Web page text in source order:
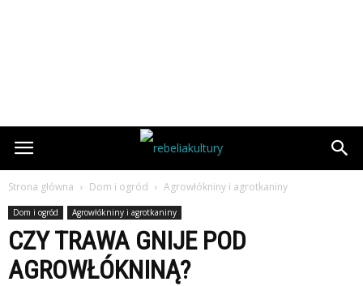
Strona główna Dom i ogród Agrowłókniny i agrotkaniny
Dom i ogród Agrowłókniny i agrotkaniny
CZY TRAWA GNIJE POD
AGROWŁÓKNINĄ?